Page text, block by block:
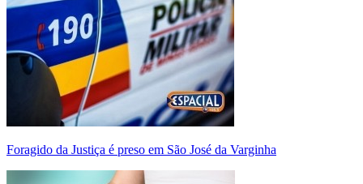
Foragido da Justiça é preso em São José da Varginha